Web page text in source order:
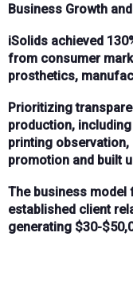
Business Growth
iSolids achieved
from consumer
prosthetics,
Prioritizing
production,
printing observation,
promotion and built
The business model
established client
generating $30-